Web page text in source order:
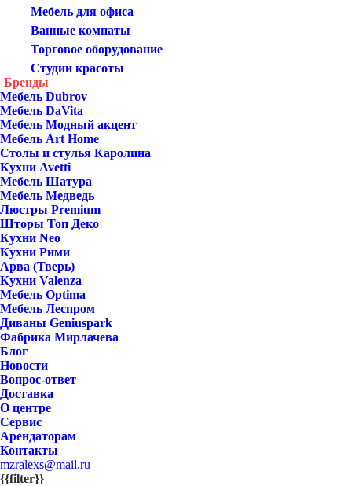
Мебель для офиса
Ванные комнаты
Торговое оборудование
Студии красоты
Бренды
Мебель Dubrov
Мебель DaVita
Мебель Модный акцент
Мебель Art Home
Столы и стулья Каролина
Кухни Avetti
Мебель Шатура
Мебель Медведь
Люстры Premium
Шторы Топ Деко
Кухни Neo
Кухни Рими
Арва (Тверь)
Кухни Valenza
Мебель Optima
Мебель Леспром
Диваны Geniuspark
Фабрика Мирлачева
Блог
Новости
Вопрос-ответ
Доставка
О центре
Сервис
Арендаторам
Контакты
mzralexs@mail.ru
{{filter}}